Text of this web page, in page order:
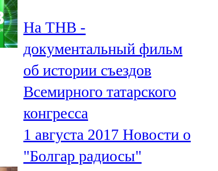
100,0 FM
Нурлат
104,7 FM
Олы Әтнә
71,42 FM
Сарман
107,8 FM
На ТНВ -
документальный фильм
об истории съездов
Всемирного татарского
конгресса
1 августа 2017 Новости о
"Болгар радиосы"